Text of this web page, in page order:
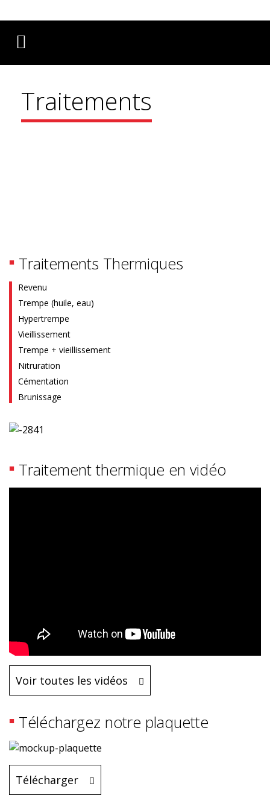
Traitements
Traitements Thermiques
Revenu
Trempe (huile, eau)
Hypertrempe
Vieillissement
Trempe + vieillissement
Nitruration
Cémentation
Brunissage
Traitement thermique en vidéo
Voir toutes les vidéos
Téléchargez notre plaquette
Télécharger